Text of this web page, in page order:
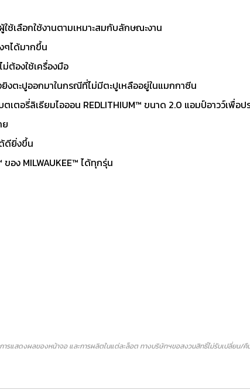
ช้เลือกใช้งานตามเหมาะสมกับลักษณะงาน
ๆได้มากขึ้น
ต้องใช้เครื่องมือ
งตะปูออกมาในกรณีที่ไม่มีตะปูเหลืออยู่ในแมกกาซีน
ตอรี่ลิเธียมไอออน REDLITHIUM™ ขนาด 2.0 แอมป์อาวว์เพื่อ
ย
ดียิ่งขึ้น
อง MILWAUKEE™ ได้ทุกรุ่น
รแสดงผลของหน้าจอ และการผลิตในแต่ละล็อต ทางบริษัทฯขอสงวนสิทธิ์ไม่รับเปลี่ยน/คื